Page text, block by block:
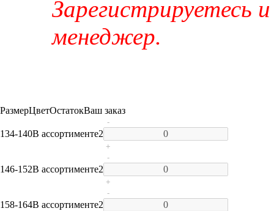
Зарегистрируетесь
менеджер.
РазмерЦветОстатокВаш заказ
134-140В ассортименте2
-
+
146-152В ассортименте2
-
+
158-164В ассортименте2
-